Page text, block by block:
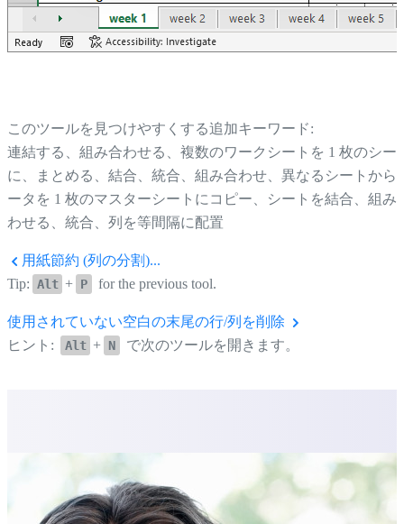
このツールを見つけやすくする追加キーワード:
連結する、組み合わせる、複数のワークシートを 1 枚のシー
に、まとめる、結合、統合、組み合わせ、異なるシートから
ータを 1 枚のマスターシートにコピー、シートを結合、組み
わせる、統合、列を等間隔に配置
用紙節約 (列の分割)...
Tip: Alt + P for the previous tool.
使用されていない空白の末尾の行/列を削除
ヒント:
Alt + N で次のツールを開きます。